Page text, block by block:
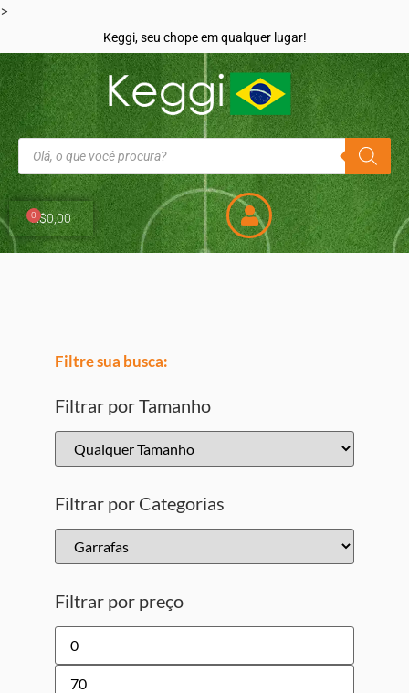
>
Keggi, seu chope em qualquer lugar!
R$0,00
0
Filtre sua busca:
Filtrar por Tamanho
Filtrar por Categorias
Filtrar por preço